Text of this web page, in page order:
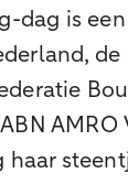
dag is
de
haar